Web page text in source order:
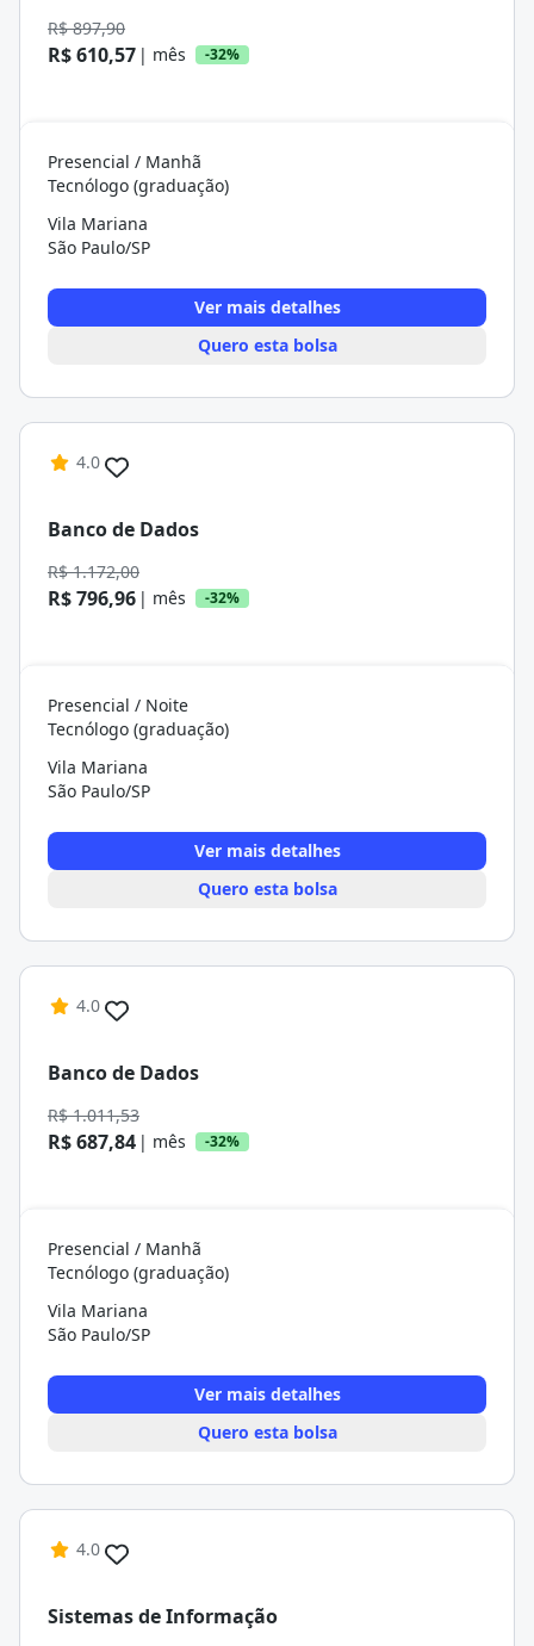
R$ 897,90
R$ 610,57 | mês -32%
Presencial / Manhã
Tecnólogo (graduação)
Vila Mariana
São Paulo/SP
Ver mais detalhes
Quero esta bolsa
4.0
Banco de Dados
R$ 1.172,00
R$ 796,96 | mês -32%
Presencial / Noite
Tecnólogo (graduação)
Vila Mariana
São Paulo/SP
Ver mais detalhes
Quero esta bolsa
4.0
Banco de Dados
R$ 1.011,53
R$ 687,84 | mês -32%
Presencial / Manhã
Tecnólogo (graduação)
Vila Mariana
São Paulo/SP
Ver mais detalhes
Quero esta bolsa
4.0
Sistemas de Informação